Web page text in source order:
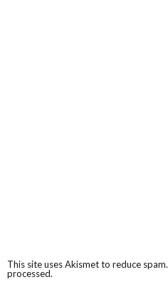
This site uses Akismet to reduce spam.
processed.